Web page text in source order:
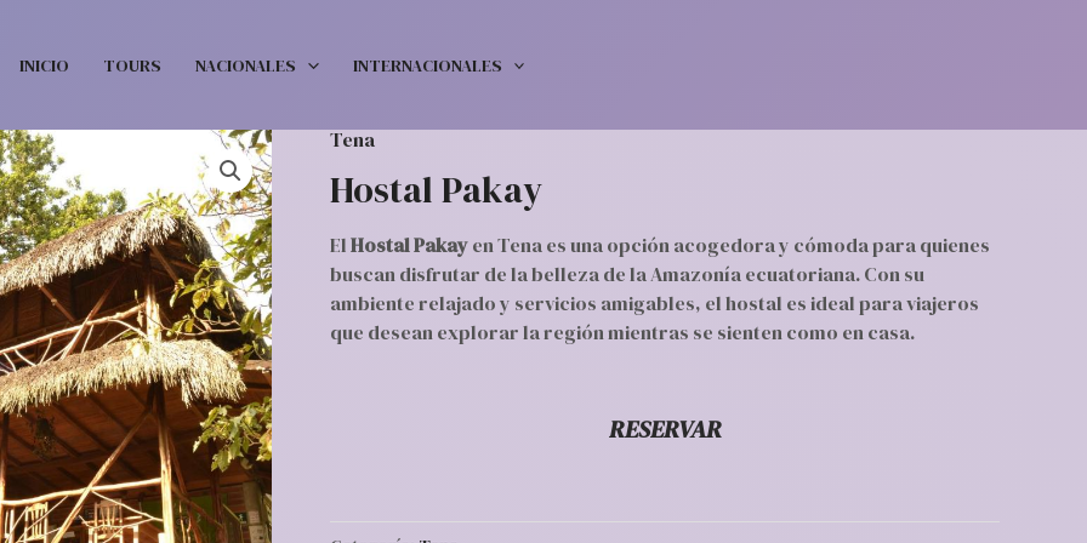
INICIO TOURS NACIONALES INTERNACIONALES
Tena
Hostal Pakay
ElHostal Pakayen Tena es una opción acogedora y cómoda para quienes
buscan disfrutar de la belleza de la Amazonía ecuatoriana. Con su
ambiente relajado y servicios amigables, el hostal es ideal para viajeros
que desean explorar la región mientras se sienten como en casa.
RESERVAR